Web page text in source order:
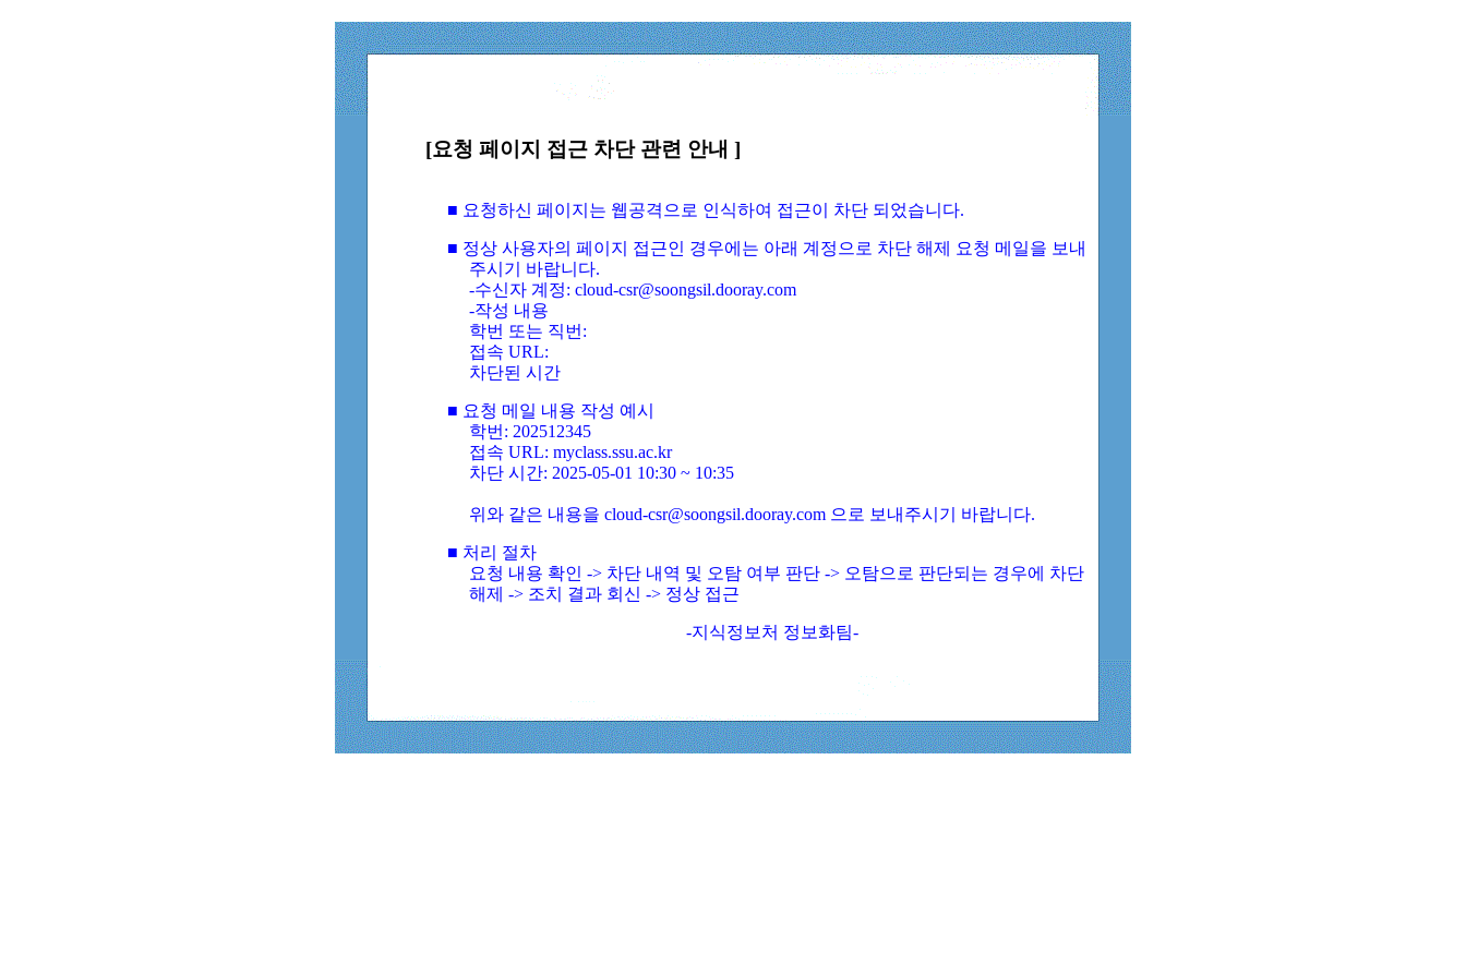
[요청 페이지 접근 차단 관련 안내 ]
■ 요청하신 페이지는 웹공격으로 인식하여 접근이 차단 되었습니다.
■ 정상 사용자의 페이지 접근인 경우에는 아래 계정으로 차단 해제 요청 메일을 보내
주시기 바랍니다.
-수신자 계정: cloud-csr@soongsil.dooray.com
-작성 내용
학번 또는 직번:
접속 URL:
차단된 시간
■ 요청 메일 내용 작성 예시
학번: 202512345
접속 URL: myclass.ssu.ac.kr
차단 시간: 2025-05-01 10:30 ~ 10:35
위와 같은 내용을 cloud-csr@soongsil.dooray.com 으로 보내주시기 바랍니다.
■ 처리 절차
요청 내용 확인 -> 차단 내역 및 오탐 여부 판단 -> 오탐으로 판단되는 경우에 차단
해제 -> 조치 결과 회신 -> 정상 접근
-지식정보처 정보화팀-